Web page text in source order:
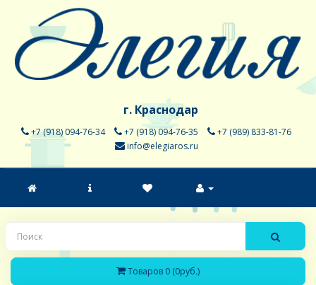
г. Краснодар
+7 (918) 094-76-34 +7 (918) 094-76-35
+7 (989) 833-81-76
info@elegiaros.ru
Товаров 0 (0руб.)